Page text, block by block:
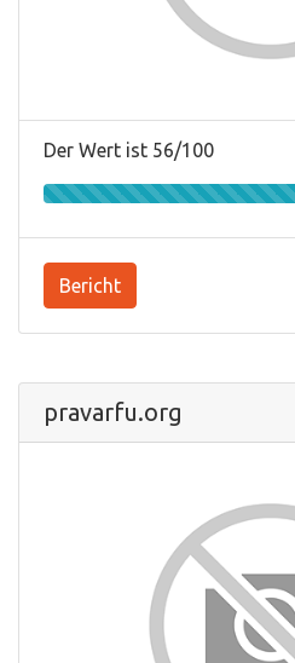
Der Wert ist 56/100
Bericht
pravarfu.org